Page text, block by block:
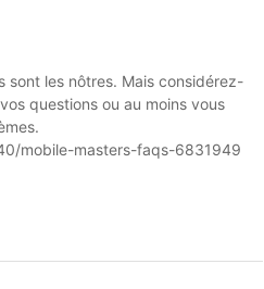
sont les nôtres. Mais considérez-
questions ou au moins vous
mobile-masters-faqs-6831949